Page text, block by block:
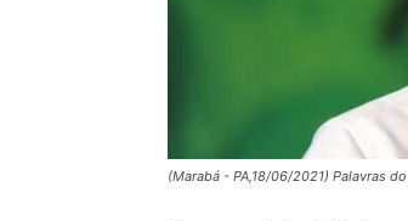
(Marabá - PA,18/06/2021) Palavras